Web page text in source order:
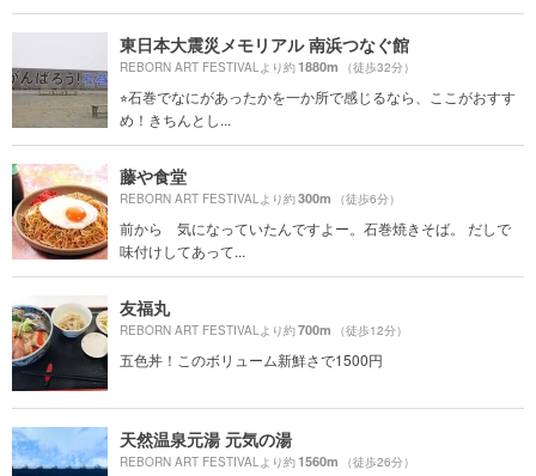
東日本大震災メモリアル 南浜つなぐ館
REBORN ART FESTIVALより約1880m （徒歩32分）
⭐︎石巻でなにがあったかを一か所で感じるなら、ここがおすす
め！きちんとし...
藤や食堂
REBORN ART FESTIVALより約300m （徒歩6分）
前から 気になっていたんですよー。石巻焼きそば。 だしで
味付けしてあって...
友福丸
REBORN ART FESTIVALより約700m （徒歩12分）
五色丼！このボリューム新鮮さで1500円
天然温泉元湯 元気の湯
REBORN ART FESTIVALより約1560m （徒歩26分）